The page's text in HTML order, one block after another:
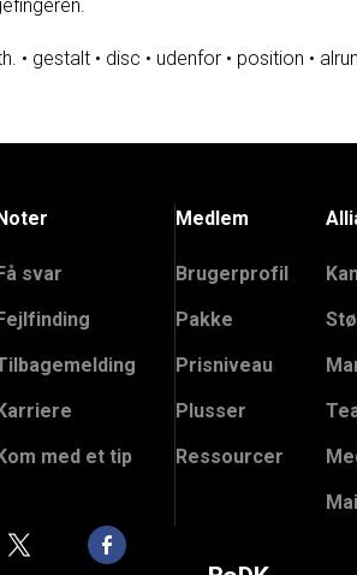
• gestalt • disc • udenfor • position •
svar
med et tip
Medlem
Brugerprofil
Pakke
Prisniveau
Plusser
Ressourcer